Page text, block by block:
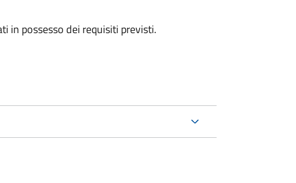
in possesso dei requisiti previsti.